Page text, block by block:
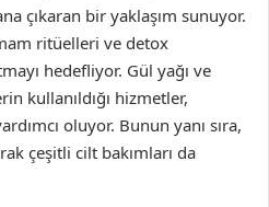
çıkaran bir yaklaşım sunuyor.
ritüelleri ve detox
hedefliyor. Gül yağı ve
kullanıldığı hizmetler,
oluyor. Bunun yanı sıra,
çeşitli cilt bakımları da